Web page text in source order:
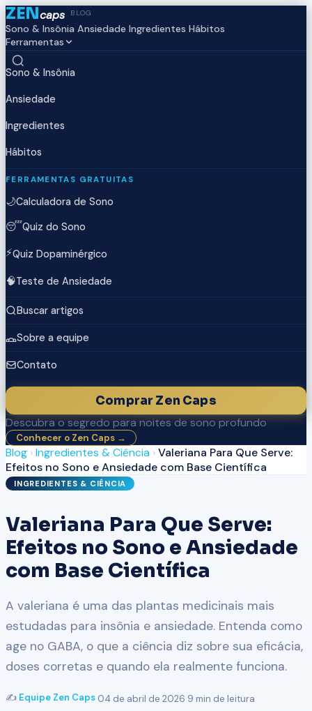
ZENcaps BLOG
Sono & Insônia Ansiedade Ingredientes Hábitos
Ferramentas
Sono & Insônia
Ansiedade
Ingredientes
Hábitos
FERRAMENTAS GRATUITAS
🌙Calculadora de Sono
😴Quiz do Sono
⚡Quiz Dopaminérgico
🧠Teste de Ansiedade
Buscar artigos
Sobre a equipe
Contato
Comprar Zen Caps
Descubra o segredo para noites de sono profundo
Conhecer o Zen Caps →
Blog ›Ingredientes & Ciência ›Valeriana Para Que Serve:
Efeitos no Sono e Ansiedade com Base Científica
INGREDIENTES & CIÊNCIA
Valeriana Para Que Serve:
Efeitos no Sono e Ansiedade
com Base Científica
A valeriana é uma das plantas medicinais mais
estudadas para insônia e ansiedade. Entenda como
age no GABA, o que a ciência diz sobre sua eficácia,
doses corretas e quando ela realmente funciona.
✍️ Equipe Zen Caps·04 de abril de 2026·9 min de leitura